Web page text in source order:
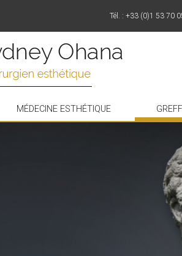
Tél. : +33 (0)1 53 70
MÉDECINE ESTHÉTIQUE